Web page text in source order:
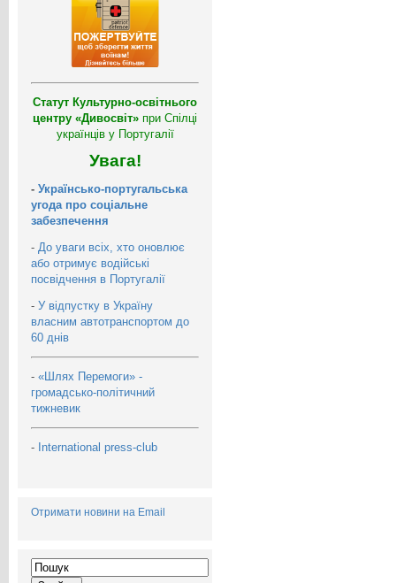
Статут Культурно-освітнього
центру «Дивосвіт» при Спілці
українців у Португалії
Увага!
- Українсько-португальська
угода про соціальне
забезпечення
- До уваги всіх, хто оновлює
або отримує водійські
посвідчення в Португалії
- У відпустку в Україну
власним автотранспортом до
60 днів
- «Шлях Перемоги» -
громадсько-політичний
тижневик
- International press-club
Отримати новини на Email